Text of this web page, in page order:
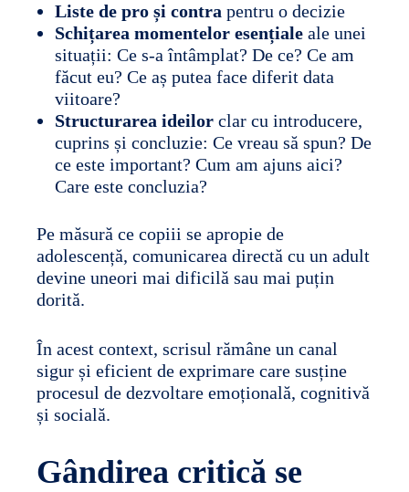
Liste de pro și contra pentru o decizie
Schițarea momentelor esențiale ale unei
situații: Ce s-a întâmplat? De ce? Ce am
făcut eu? Ce aș putea face diferit data
viitoare?
Structurarea ideilor clar cu introducere,
cuprins și concluzie: Ce vreau să spun? De
ce este important? Cum am ajuns aici?
Care este concluzia?
Pe măsură ce copiii se apropie de
adolescență, comunicarea directă cu un adult
devine uneori mai dificilă sau mai puțin
dorită.
În acest context, scrisul rămâne un canal
sigur și eficient de exprimare care susține
procesul de dezvoltare emoțională, cognitivă
și socială.
Gândirea critică se